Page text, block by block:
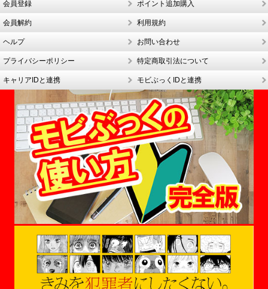
会員登録 ポイント追加購入
会員解約 利用規約
ヘルプ お問い合わせ
プライバシーポリシー 特定商取引法について
キャリアIDと連携 モビぶっくIDと連携